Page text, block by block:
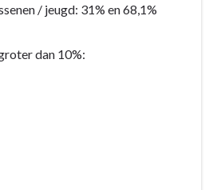
/ jeugd: 31% en 68,1%
dan 10%: